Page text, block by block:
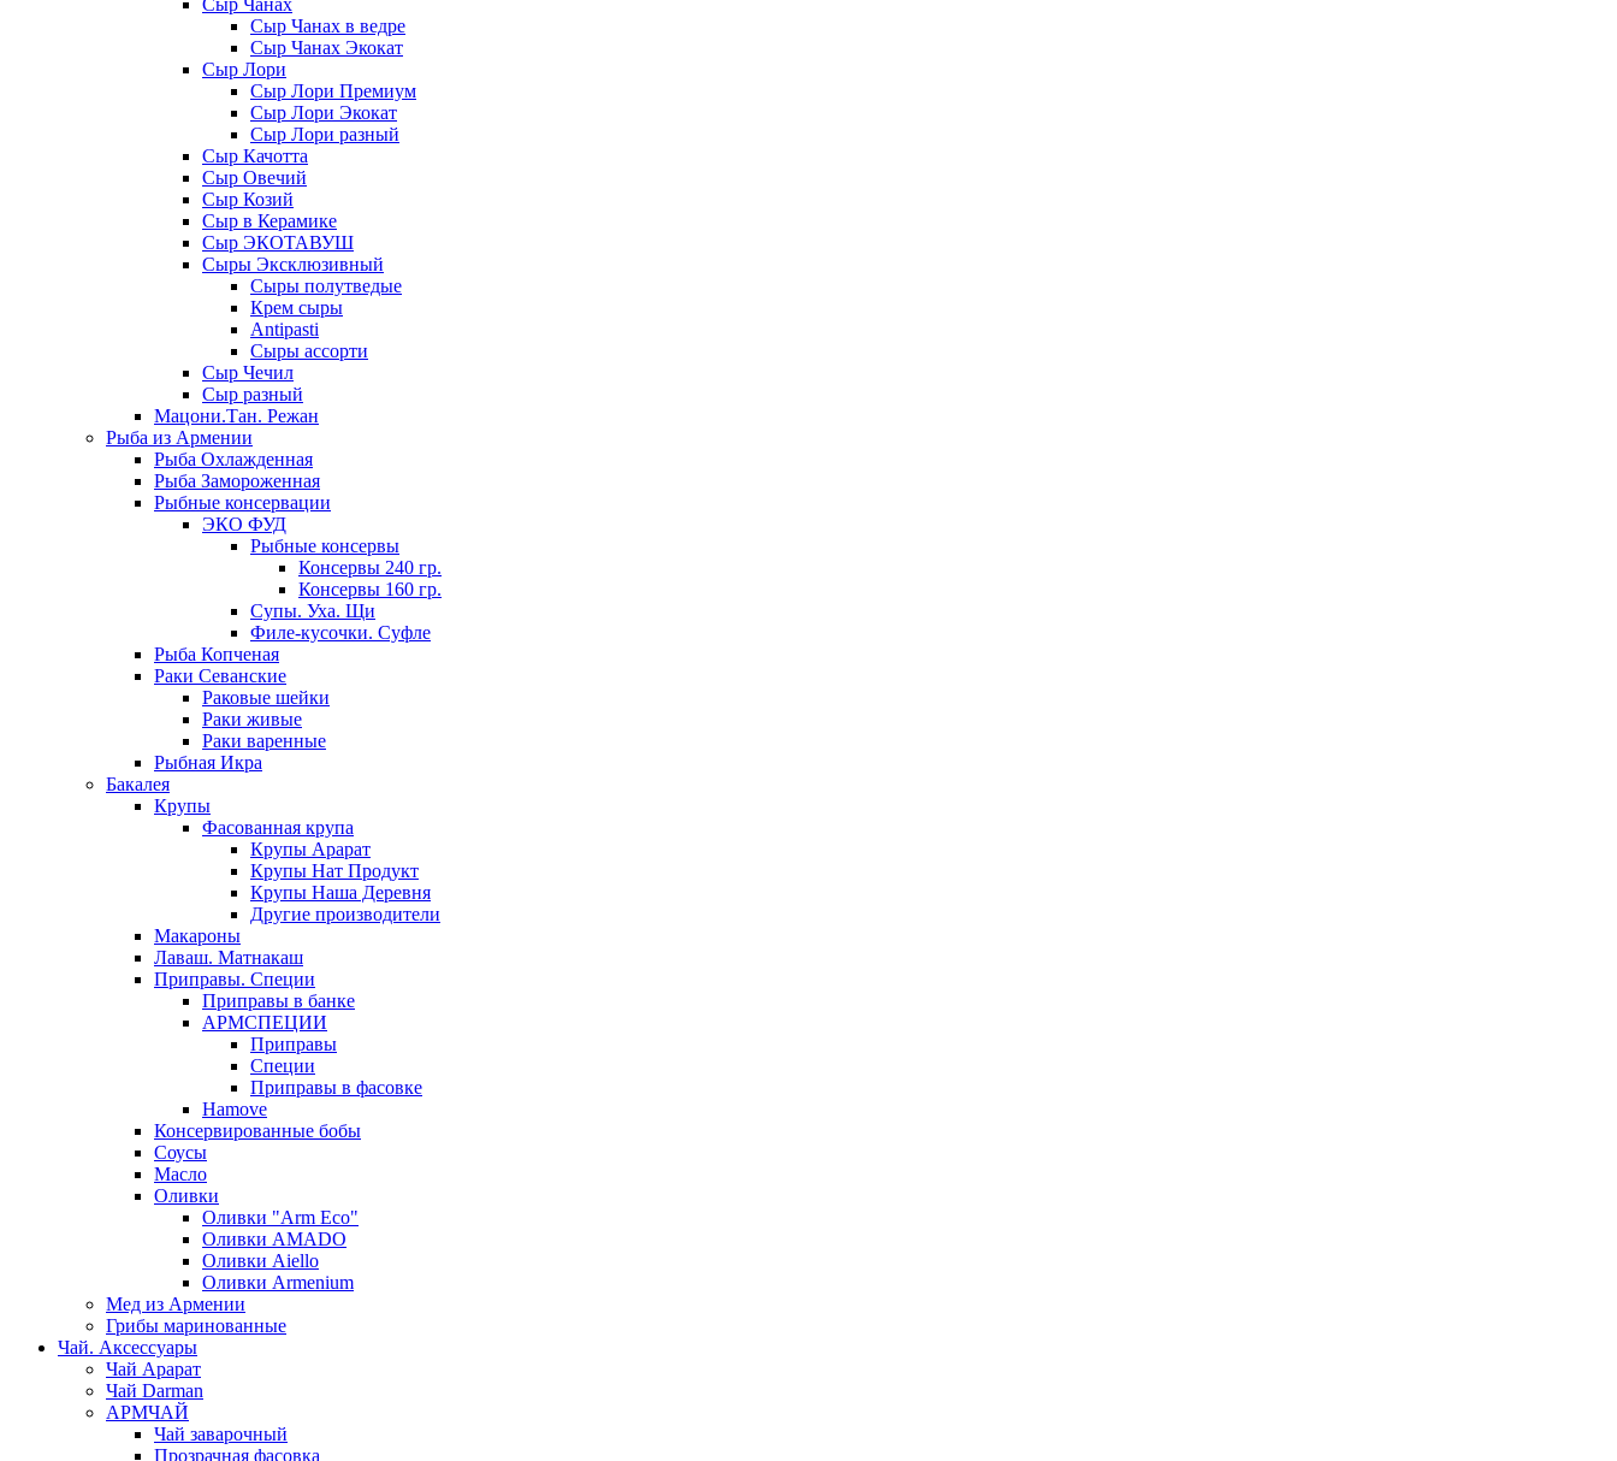
Сыр Чанах
Сыр Чанах в ведре
Сыр Чанах Экокат
Сыр Лори
Сыр Лори Премиум
Сыр Лори Экокат
Сыр Лори разный
Сыр Качотта
Сыр Овечий
Сыр Козий
Сыр в Керамике
Сыр ЭКОТАВУШ
Сыры Эксклюзивный
Сыры полутведые
Крем сыры
Antipasti
Сыры ассорти
Сыр Чечил
Сыр разный
Мацони.Тан. Режан
Рыба из Армении
Рыба Охлажденная
Рыба Замороженная
Рыбные консервации
ЭКО ФУД
Рыбные консервы
Консервы 240 гр.
Консервы 160 гр.
Супы. Уха. Щи
Филе-кусочки. Суфле
Рыба Копченая
Раки Севанские
Раковые шейки
Раки живые
Раки варенные
Рыбная Икра
Бакалея
Крупы
Фасованная крупа
Крупы Арарат
Крупы Нат Продукт
Крупы Наша Деревня
Другие производители
Макароны
Лаваш. Матнакаш
Приправы. Специи
Приправы в банке
АРМСПЕЦИИ
Приправы
Специи
Приправы в фасовке
Hamove
Консервированные бобы
Соусы
Масло
Оливки
Оливки "Arm Eco"
Оливки AMADO
Оливки Aiello
Оливки Armenium
Мед из Армении
Грибы маринованные
Чай. Аксессуары
Чай Арарат
Чай Darman
АРМЧАЙ
Чай заварочный
Прозрачная фасовка